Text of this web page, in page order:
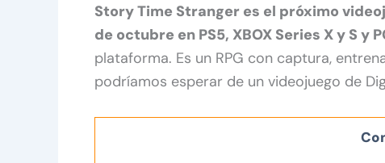
Story Time Stranger es el próximo
de octubre en PS5, XBOX Series X y S y
plataforma. Es un RPG con captura,
podríamos esperar de un videojuego de